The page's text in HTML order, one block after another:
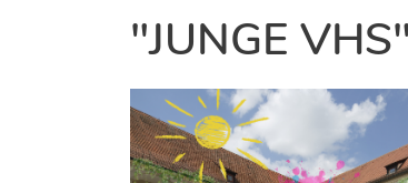
"JUNGE